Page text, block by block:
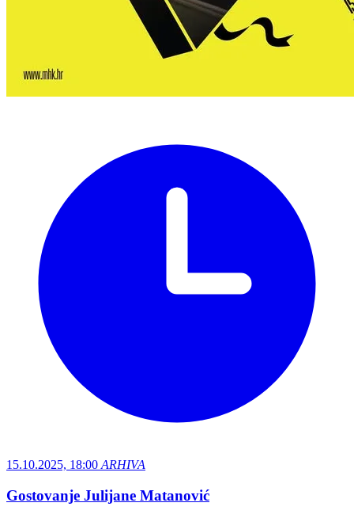
15.10.2025, 18:00 ARHIVA
Gostovanje Julijane Matanović